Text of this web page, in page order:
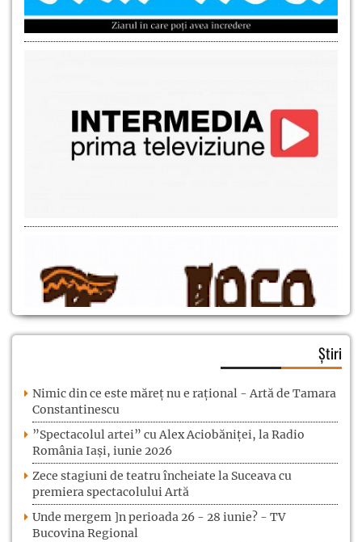
Știri
Nimic din ce este măreț nu e rațional - Artă de Tamara
Constantinescu
”Spectacolul artei” cu Alex Aciobăniței, la Radio
România Iași, iunie 2026
Zece stagiuni de teatru încheiate la Suceava cu
premiera spectacolului Artă
Unde mergem ]n perioada 26 - 28 iunie? - TV
Bucovina Regional